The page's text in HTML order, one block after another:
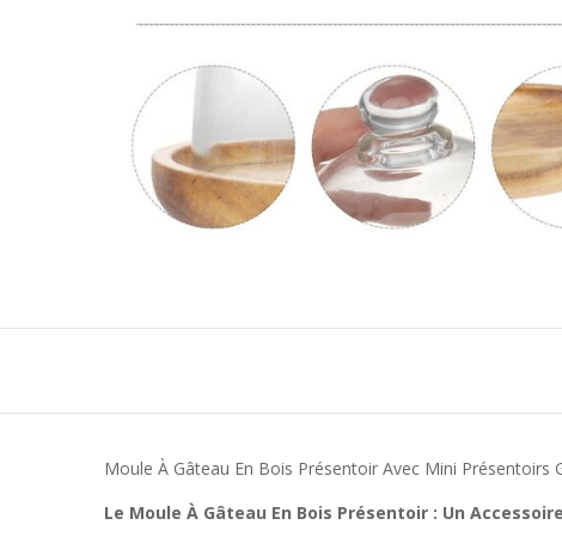
Moule À Gâteau En Bois Présentoir Avec Mini Présentoirs
Le Moule À Gâteau En Bois Présentoir : Un